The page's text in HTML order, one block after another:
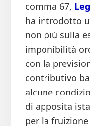
comma 67,
ha introdotto
non più sulla
imponibilità
con la
contributivo
alcune
di apposita
per la